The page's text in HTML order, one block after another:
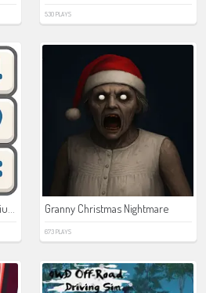
530 PLAYS
Math Crossword Puzzle - Genius Edition Granny Christmas Nightmare
673 PLAYS